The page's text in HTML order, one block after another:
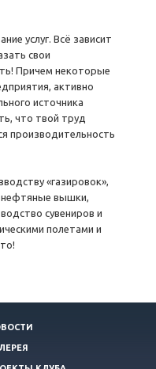
услуг. Всё зависит
свои
Причем некоторые
активно
источника
что твой труд
производительность
«газировок»,
нефтяные вышки,
сувениров и
полетами и